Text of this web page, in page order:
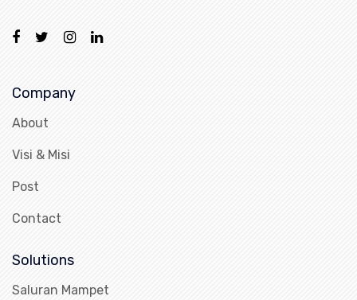
Company
About
Visi & Misi
Post
Contact
Solutions
Saluran Mampet